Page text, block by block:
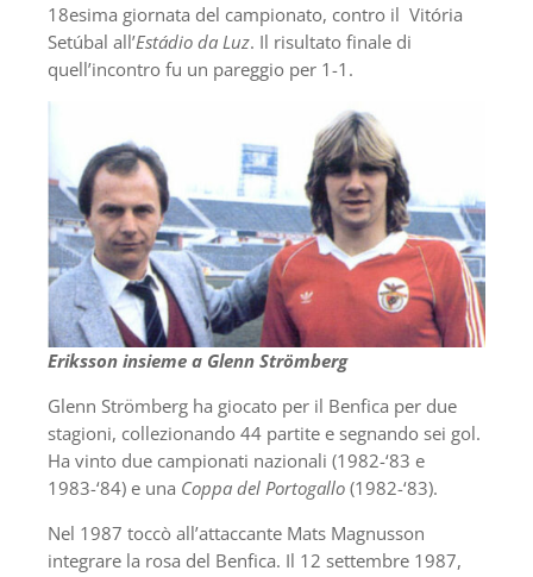
18esima giornata del campionato, contro il Vitória
Setúbal all’Estádio da Luz. Il risultato finale di
quell’incontro fu un pareggio per 1-1.
Eriksson insieme a Glenn Strömberg
Glenn Strömberg ha giocato per il Benfica per due
stagioni, collezionando 44 partite e segnando sei gol.
Ha vinto due campionati nazionali (1982-‘83 e
1983-‘84) e una Coppa del Portogallo (1982-‘83).
Nel 1987 toccò all’attaccante Mats Magnusson
integrare la rosa del Benfica. Il 12 settembre 1987,